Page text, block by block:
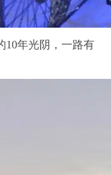
10年光阴，一路有